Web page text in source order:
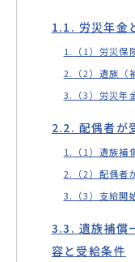
1. 労災年金
（1）労災
（2）遺族
（3）労災
2. 配偶者が
（1）遺族
（2）配偶
（3）支給
3. 遺族補償
容と受給条件